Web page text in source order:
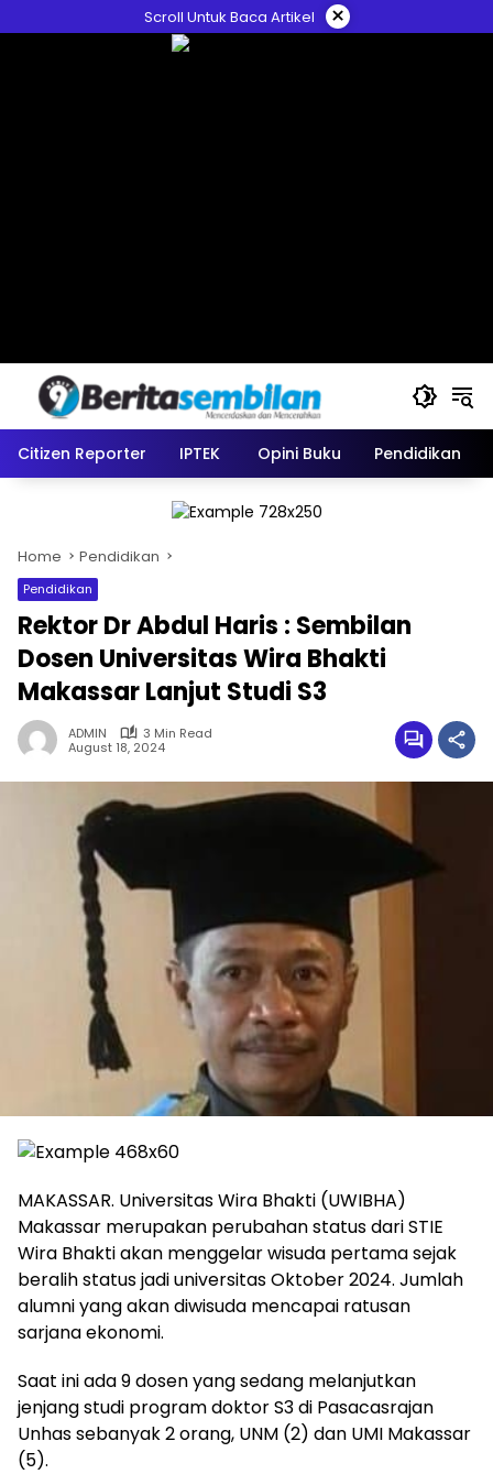
to
Scroll Untuk Baca Artikel ×
Citizen Reporter IPTEK Opini Buku Pendidikan
Home Pendidikan
Pendidikan
Rektor Dr Abdul Haris : Sembilan
Dosen Universitas Wira Bhakti
Makassar Lanjut Studi S3
ADMIN
3 Min Read
August 18, 2024
MAKASSAR. Universitas Wira Bhakti (UWIBHA)
Makassar merupakan perubahan status dari STIE
Wira Bhakti akan menggelar wisuda pertama sejak
beralih status jadi universitas Oktober 2024. Jumlah
alumni yang akan diwisuda mencapai ratusan
sarjana ekonomi.
Saat ini ada 9 dosen yang sedang melanjutkan
jenjang studi program doktor S3 di Pasacasrajan
Unhas sebanyak 2 orang, UNM (2) dan UMI Makassar
(5).